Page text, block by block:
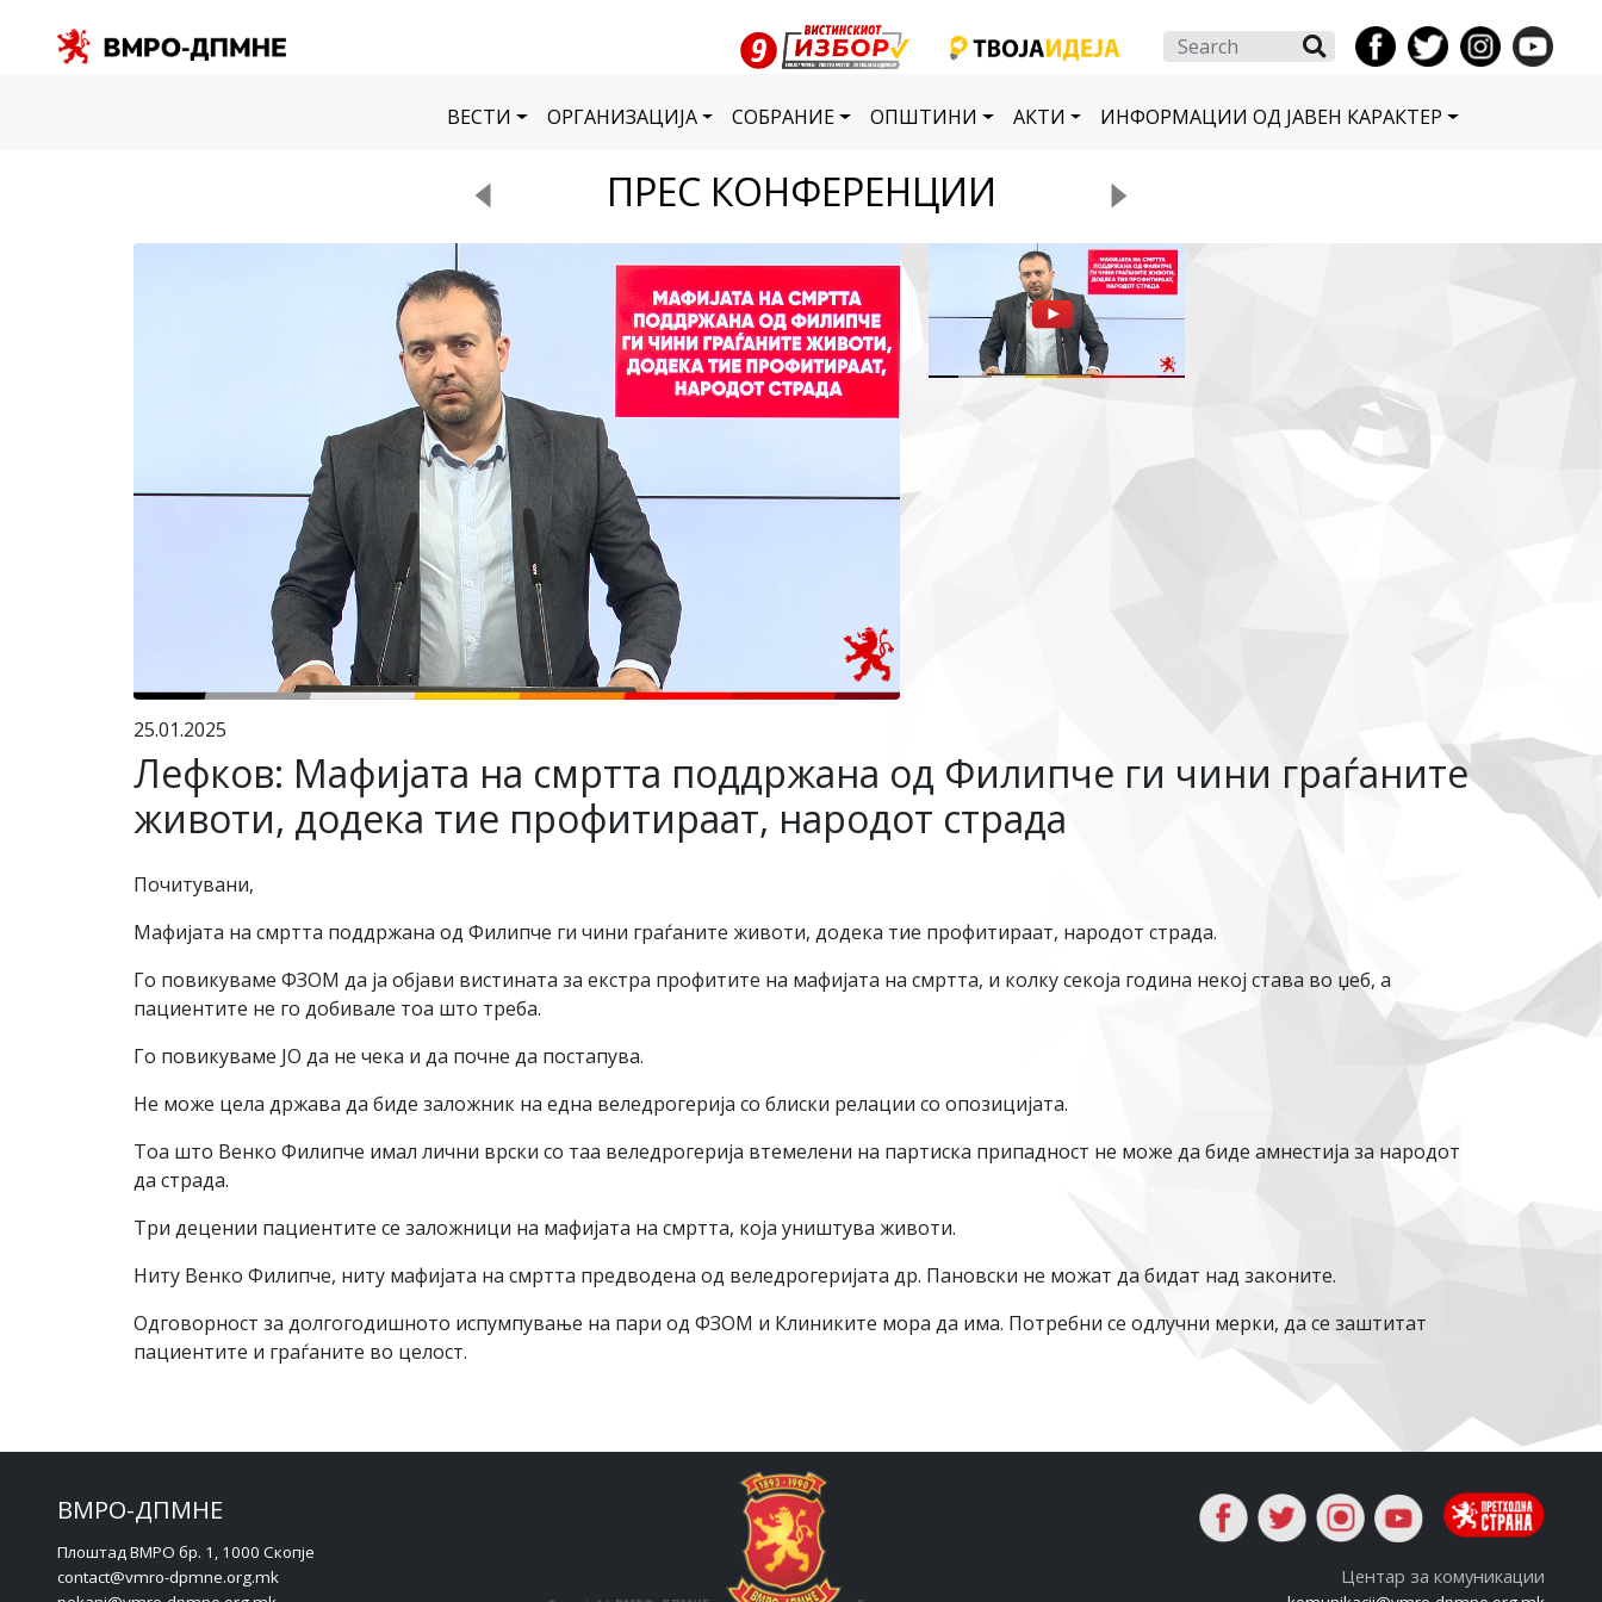
Search
ВЕСТИ ОРГАНИЗАЦИЈА СОБРАНИЕ ОПШТИНИ АКТИ ИНФОРМАЦИИ ОД ЈАВЕН КАРАКТЕР
ПРЕС КОНФЕРЕНЦИИ
25.01.2025
Лефков: Мафијата на смртта поддржана од Филипче ги чини граѓаните
животи, додека тие профитираат, народот страда
Почитувани,
Мафијата на смртта поддржана од Филипче ги чини граѓаните животи, додека тие профитираат, народот страда.
Го повикуваме ФЗОМ да ја објави вистината за екстра профитите на мафијата на смртта, и колку секоја година некој става во џеб, а
пациентите не го добивале тоа што треба.
Го повикуваме ЈО да не чека и да почне да постапува.
Не може цела држава да биде заложник на една веледрогерија со блиски релации со опозицијата.
Тоа што Венко Филипче имал лични врски со таа веледрогерија втемелени на партиска припадност не може да биде амнестија за народот
да страда.
Три децении пациентите се заложници на мафијата на смртта, која уништува животи.
Ниту Венко Филипче, ниту мафијата на смртта предводена од веледрогеријата др. Пановски не можат да бидат над законите.
Одговорност за долгогодишното испумпување на пари од ФЗОМ и Клиниките мора да има. Потребни се одлучни мерки, да се заштитат
пациентите и граѓаните во целост.
ВМРО-ДПМНЕ
Плоштад ВМРО бр. 1, 1000 Скопје
contact@vmro-dpmne.org.mk
Центар за комуникации